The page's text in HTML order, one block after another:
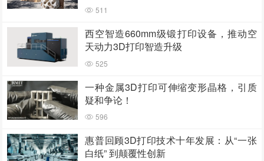
511
西空智造660mm级锻打印设备，推动空
天动力3D打印智造升级
525
一种金属3D打印可伸缩变形晶格，引质
疑和争论！
596
惠普回顾3D打印技术十年发展：从“一张
白纸” 到颠覆性创新